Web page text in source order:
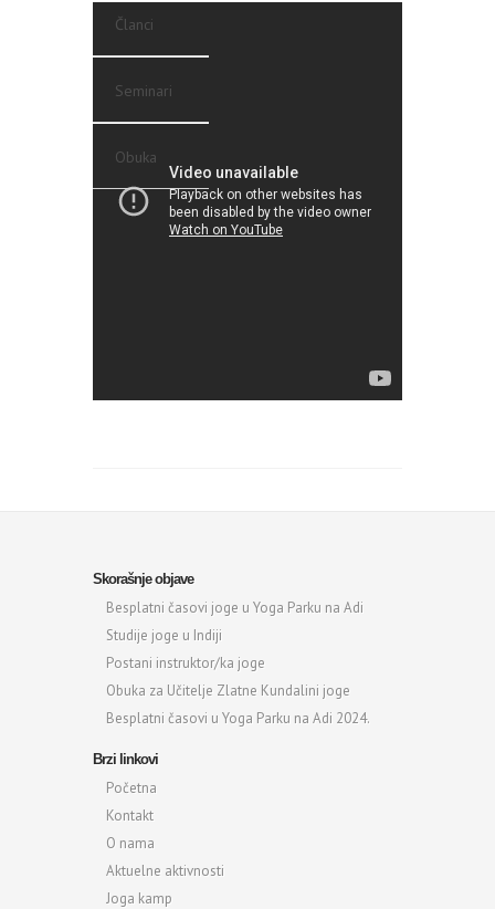
Članci
Seminari
Obuka
Skorašnje objave
Besplatni časovi joge u Yoga Parku na Adi
Studije joge u Indiji
Postani instruktor/ka joge
Obuka za Učitelje Zlatne Kundalini joge
Besplatni časovi u Yoga Parku na Adi 2024.
Brzi linkovi
Početna
Kontakt
O nama
Aktuelne aktivnosti
Joga kamp